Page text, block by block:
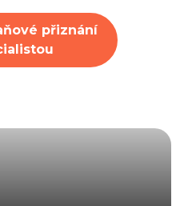
přiznání